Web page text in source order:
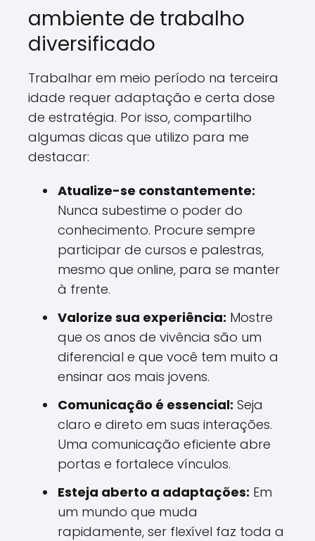
ambiente de trabalho
diversificado
Trabalhar em meio período na terceira
idade requer adaptação e certa dose
de estratégia. Por isso, compartilho
algumas dicas que utilizo para me
destacar:
Atualize-se constantemente:
Nunca subestime o poder do
conhecimento. Procure sempre
participar de cursos e palestras,
mesmo que online, para se manter
à frente.
Valorize sua experiência: Mostre
que os anos de vivência são um
diferencial e que você tem muito a
ensinar aos mais jovens.
Comunicação é essencial: Seja
claro e direto em suas interações.
Uma comunicação eficiente abre
portas e fortalece vínculos.
Esteja aberto a adaptações: Em
um mundo que muda
rapidamente, ser flexível faz toda a